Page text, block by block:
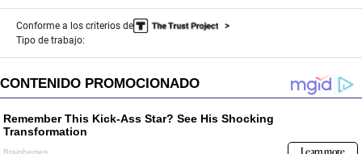
Conforme a los criterios de
Tipo de trabajo: